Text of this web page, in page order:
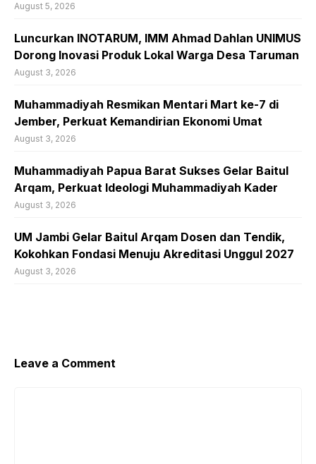
August 5, 2026
Luncurkan INOTARUM, IMM Ahmad Dahlan UNIMUS
Dorong Inovasi Produk Lokal Warga Desa Taruman
August 3, 2026
Muhammadiyah Resmikan Mentari Mart ke-7 di
Jember, Perkuat Kemandirian Ekonomi Umat
August 3, 2026
Muhammadiyah Papua Barat Sukses Gelar Baitul
Arqam, Perkuat Ideologi Muhammadiyah Kader
August 3, 2026
UM Jambi Gelar Baitul Arqam Dosen dan Tendik,
Kokohkan Fondasi Menuju Akreditasi Unggul 2027
August 3, 2026
Leave a Comment